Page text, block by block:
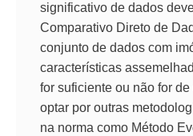
significativo de dados
Comparativo Direto de
conjunto de dados com
características
for suficiente ou não for
optar por outras
na norma como Método